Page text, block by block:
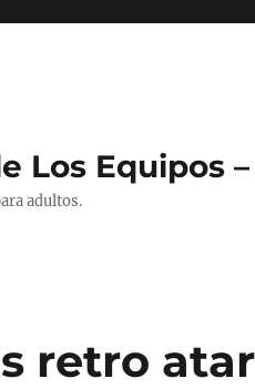
Los Equipos –
adultos.
retro